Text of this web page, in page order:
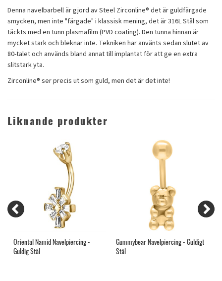
Denna navelbarbell är gjord av Steel Zirconline® det är guldfärgade
smycken, men inte "färgade" i klassisk mening, det är 316L Stål som
täckts med en tunn plasmafilm (PVD coating). Den tunna hinnan är
mycket stark och bleknar inte. Tekniken har använts sedan slutet av
80-talet och används bland annat till implantat för att ge en extra
slitstark yta.
Zirconline® ser precis ut som guld, men det är det inte!
Liknande produkter
Oriental Namid Navelpiercing -
Guldig Stål
Gummybear Navelpiercing - Guldigt
Stål